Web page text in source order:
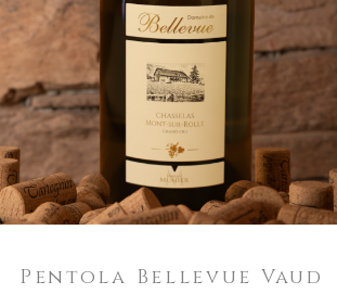
AGGIUNGI AL CARRELLO
Pentola Bellevue Vaud